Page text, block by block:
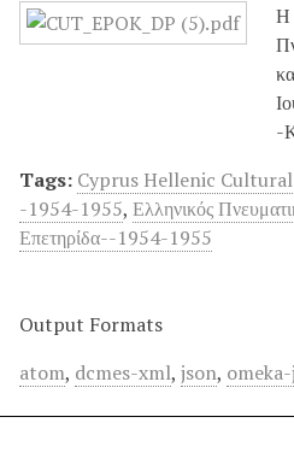
Η
-
Tags: Cyprus Hellenic
-1954-1955, Ελληνικός
Επετηρίδα--1954-1955
Output Formats
atom, dcmes-xml, json,